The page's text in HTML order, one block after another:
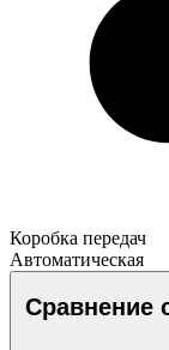
Коробка передач
Автоматическая
Сравнение